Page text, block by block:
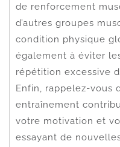
de renforcement
d’autres groupes
condition physique
également à éviter
répétition excessive
Enfin, rappelez-vous
entraînement
votre motivation et
essayant de